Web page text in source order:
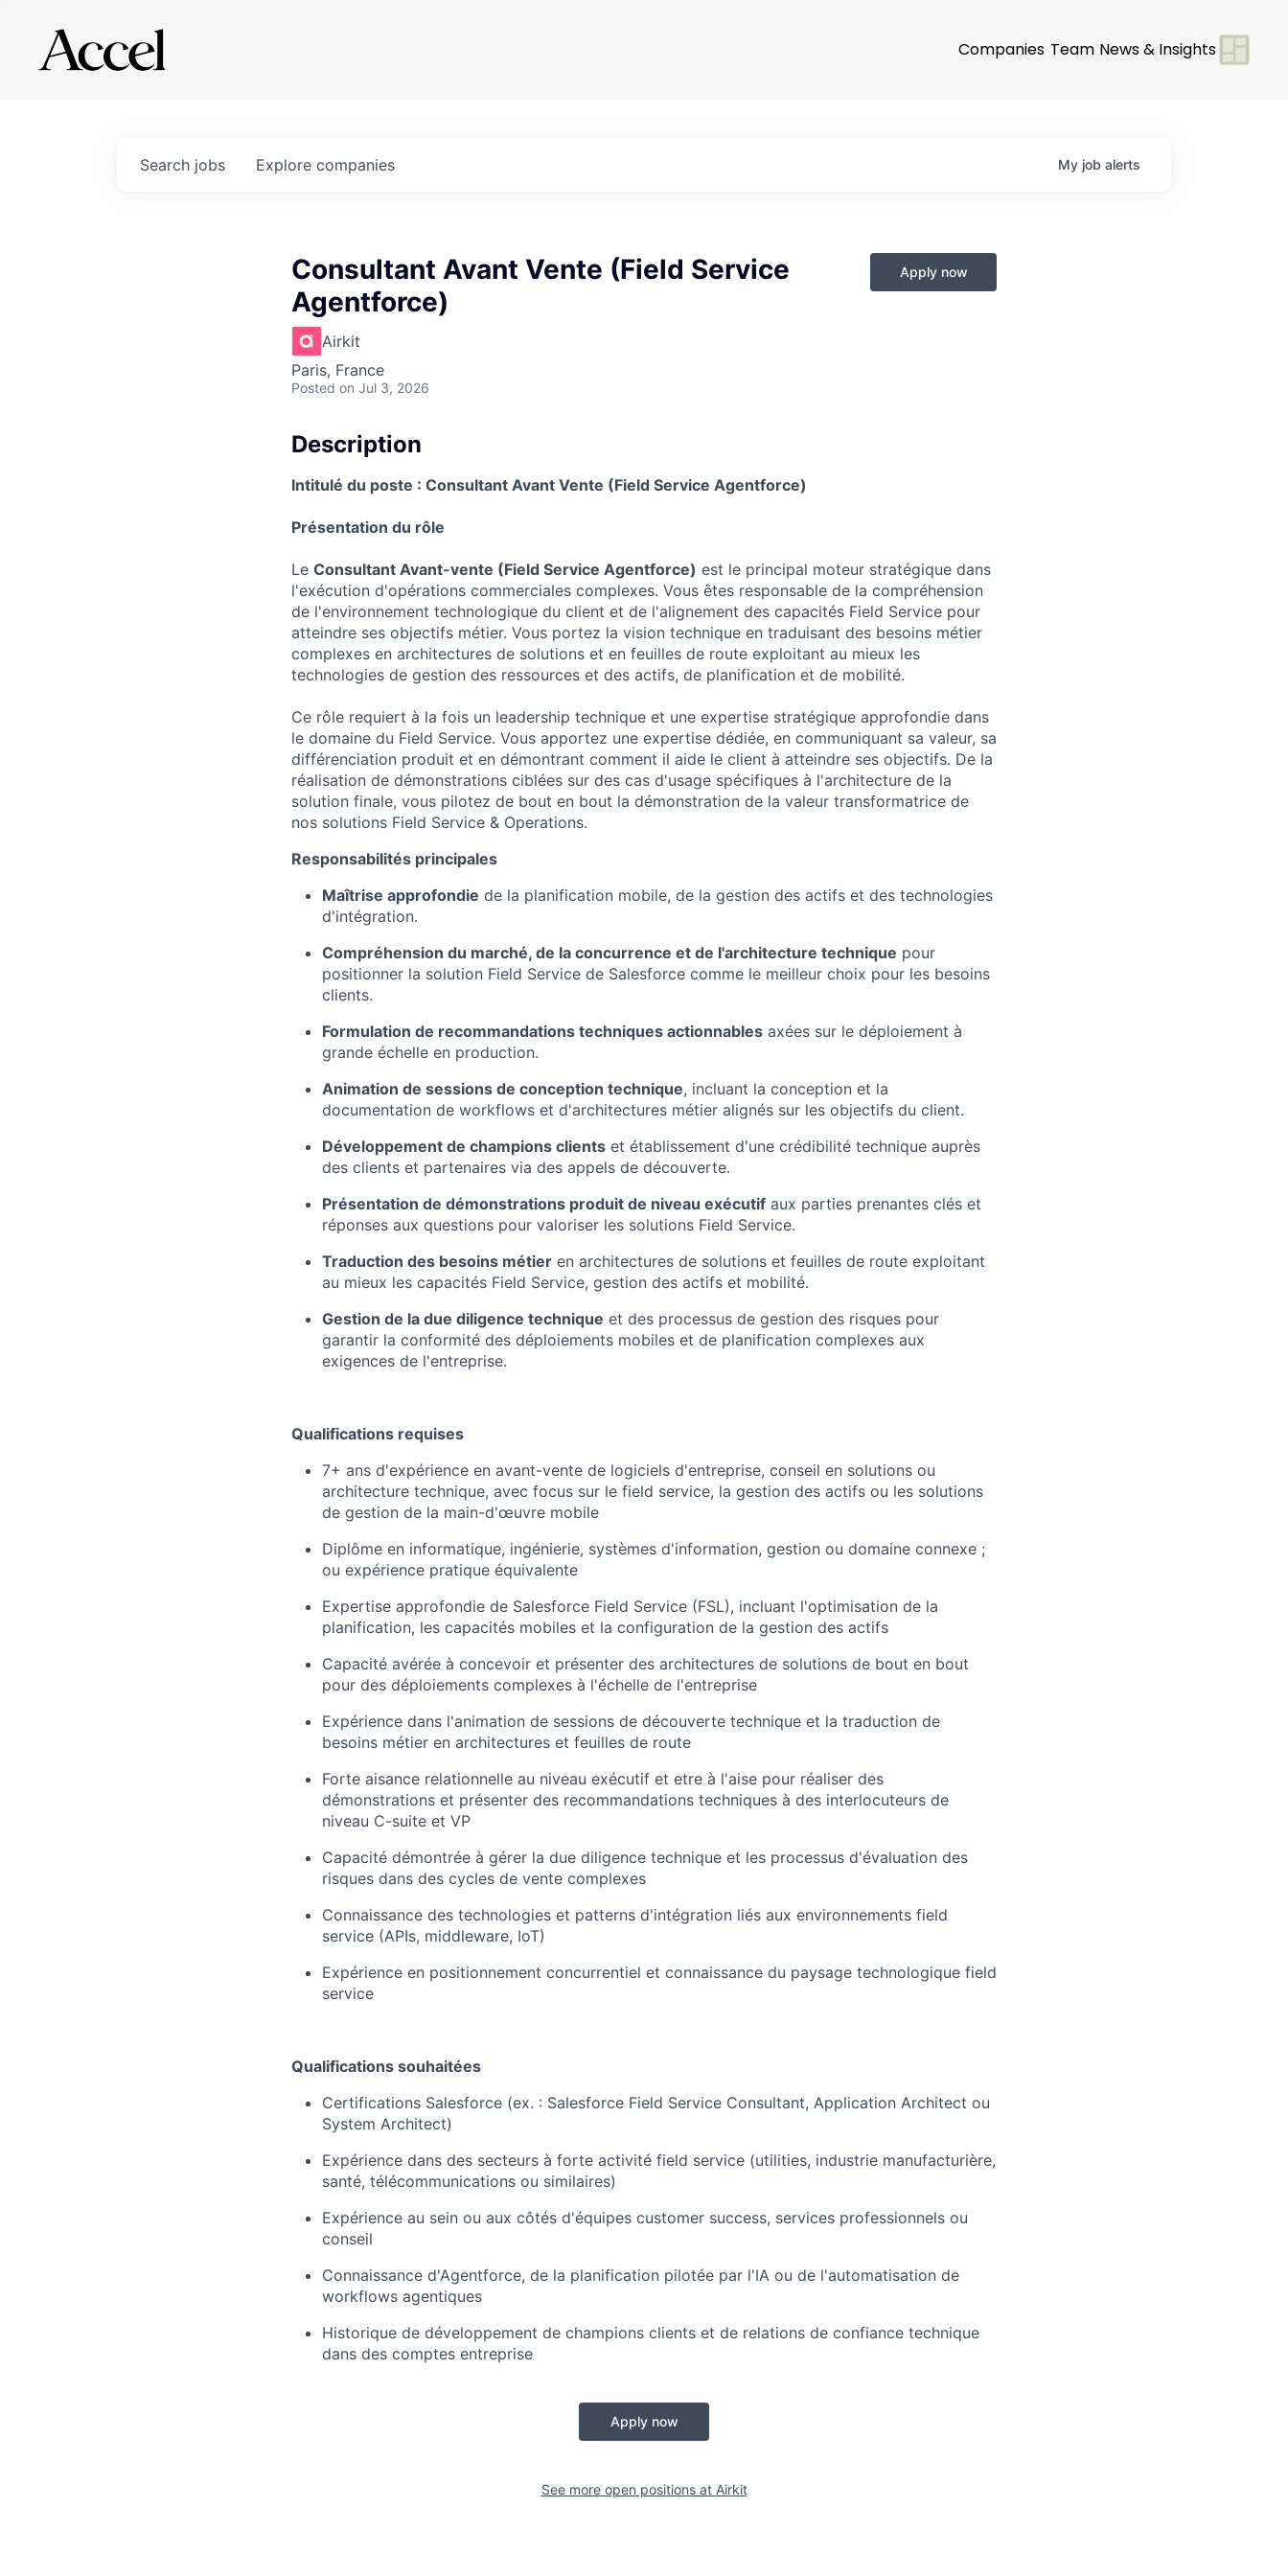
Companies Team News & Insights
Search jobs Explore companies My job alerts
Consultant Avant Vente (Field Service
Agentforce)
Airkit
Paris, France
Posted on Jul 3, 2026
Apply now
Description
Intitulé du poste : Consultant Avant Vente (Field Service Agentforce)
Présentation du rôle
Le Consultant Avant-vente (Field Service Agentforce) est le principal moteur stratégique dans
l'exécution d'opérations commerciales complexes. Vous êtes responsable de la compréhension
de l'environnement technologique du client et de l'alignement des capacités Field Service pour
atteindre ses objectifs métier. Vous portez la vision technique en traduisant des besoins métier
complexes en architectures de solutions et en feuilles de route exploitant au mieux les
technologies de gestion des ressources et des actifs, de planification et de mobilité.
Ce rôle requiert à la fois un leadership technique et une expertise stratégique approfondie dans
le domaine du Field Service. Vous apportez une expertise dédiée, en communiquant sa valeur, sa
différenciation produit et en démontrant comment il aide le client à atteindre ses objectifs. De la
réalisation de démonstrations ciblées sur des cas d'usage spécifiques à l'architecture de la
solution finale, vous pilotez de bout en bout la démonstration de la valeur transformatrice de
nos solutions Field Service & Operations.
Responsabilités principales
Maîtrise approfondie de la planification mobile, de la gestion des actifs et des technologies
d'intégration.
Compréhension du marché, de la concurrence et de l'architecture technique pour
positionner la solution Field Service de Salesforce comme le meilleur choix pour les besoins
clients.
Formulation de recommandations techniques actionnables axées sur le déploiement à
grande échelle en production.
Animation de sessions de conception technique, incluant la conception et la
documentation de workflows et d'architectures métier alignés sur les objectifs du client.
Développement de champions clients et établissement d'une crédibilité technique auprès
des clients et partenaires via des appels de découverte.
Présentation de démonstrations produit de niveau exécutif aux parties prenantes clés et
réponses aux questions pour valoriser les solutions Field Service.
Traduction des besoins métier en architectures de solutions et feuilles de route exploitant
au mieux les capacités Field Service, gestion des actifs et mobilité.
Gestion de la due diligence technique et des processus de gestion des risques pour
garantir la conformité des déploiements mobiles et de planification complexes aux
exigences de l'entreprise.
Qualifications requises
7+ ans d'expérience en avant-vente de logiciels d'entreprise, conseil en solutions ou
architecture technique, avec focus sur le field service, la gestion des actifs ou les solutions
de gestion de la main-d'œuvre mobile
Diplôme en informatique, ingénierie, systèmes d'information, gestion ou domaine connexe ;
ou expérience pratique équivalente
Expertise approfondie de Salesforce Field Service (FSL), incluant l'optimisation de la
planification, les capacités mobiles et la configuration de la gestion des actifs
Capacité avérée à concevoir et présenter des architectures de solutions de bout en bout
pour des déploiements complexes à l'échelle de l'entreprise
Expérience dans l'animation de sessions de découverte technique et la traduction de
besoins métier en architectures et feuilles de route
Forte aisance relationnelle au niveau exécutif et etre à l'aise pour réaliser des
démonstrations et présenter des recommandations techniques à des interlocuteurs de
niveau C-suite et VP
Capacité démontrée à gérer la due diligence technique et les processus d'évaluation des
risques dans des cycles de vente complexes
Connaissance des technologies et patterns d'intégration liés aux environnements field
service (APIs, middleware, IoT)
Expérience en positionnement concurrentiel et connaissance du paysage technologique field
service
Qualifications souhaitées
Certifications Salesforce (ex. : Salesforce Field Service Consultant, Application Architect ou
System Architect)
Expérience dans des secteurs à forte activité field service (utilities, industrie manufacturière,
santé, télécommunications ou similaires)
Expérience au sein ou aux côtés d'équipes customer success, services professionnels ou
conseil
Connaissance d'Agentforce, de la planification pilotée par l'IA ou de l'automatisation de
workflows agentiques
Historique de développement de champions clients et de relations de confiance technique
dans des comptes entreprise
Apply now
See more open positions at Airkit